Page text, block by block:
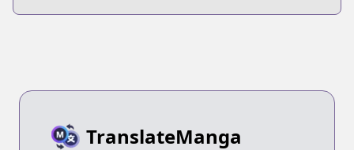
TranslateManga